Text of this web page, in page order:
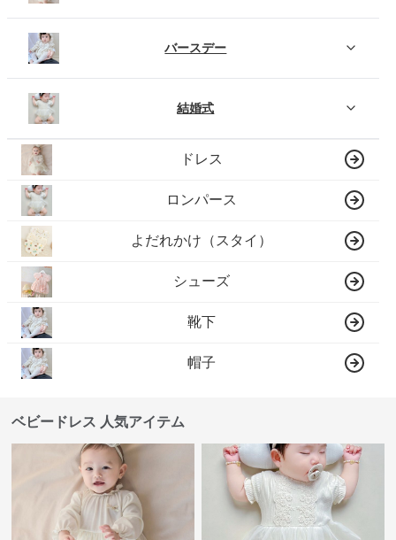
バースデー
結婚式
ドレス
ロンパース
よだれかけ（スタイ）
シューズ
靴下
帽子
ベビードレス 人気アイテム